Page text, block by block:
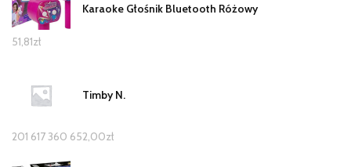
Karaoke Głośnik Bluetooth Różowy
51,81zł
Timby N.
201 617 360 652,00zł